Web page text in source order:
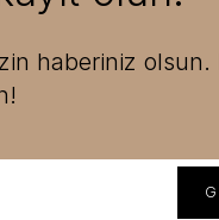
haberiniz olsun.